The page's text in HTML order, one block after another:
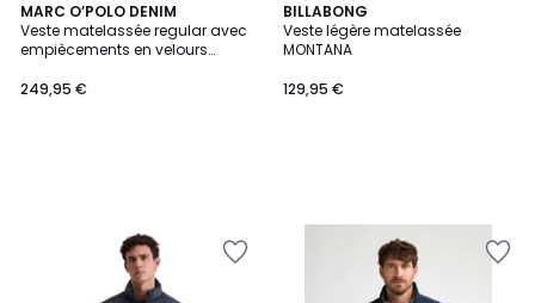
MARC O’POLO DENIM
Veste matelassée regular avec
empiècements en velours
249,95 €
BILLABONG
Veste légère matelassée
MONTANA
129,95 €